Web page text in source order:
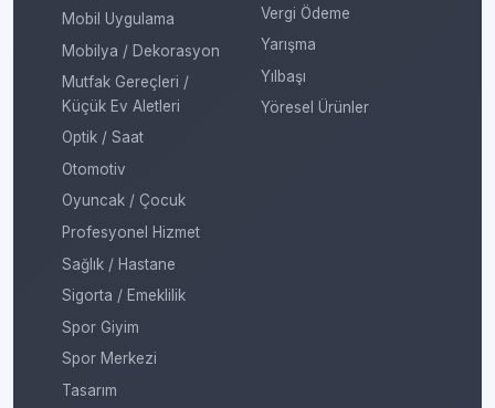
Mobil Uygulama
Mobilya / Dekorasyon
Mutfak Gereçleri /
Küçük Ev Aletleri
Optik / Saat
Otomotiv
Oyuncak / Çocuk
Profesyonel Hizmet
Sağlık / Hastane
Sigorta / Emeklilik
Spor Giyim
Spor Merkezi
Tasarım
Vergi Ödeme
Yarışma
Yılbaşı
Yöresel Ürünler